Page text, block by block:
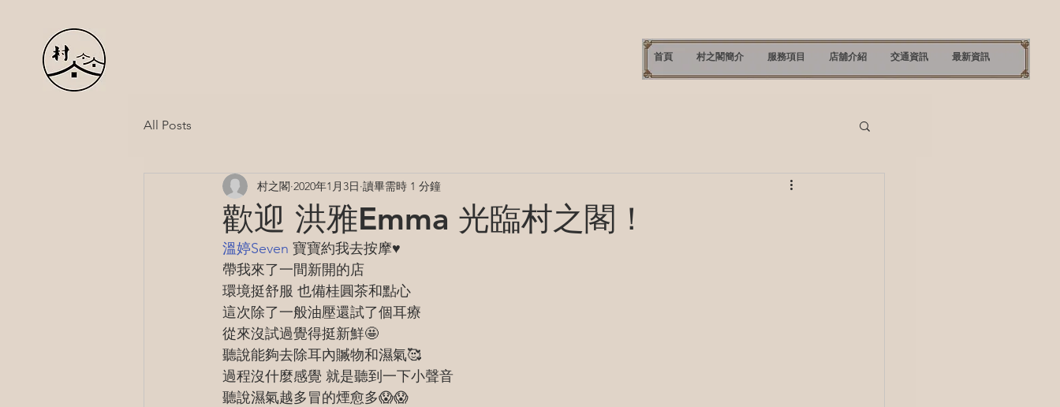
首頁 村之閣簡介 ‎服務項目 店舖介紹 交通資訊 最新資訊
All Posts
歡迎 洪雅Emma 光臨村之閣！
村之閣 2020年1月3日 讀畢需時 1 分鐘
溫婷Seven 寶寶約我去按摩♥️
帶我來了一間新開的店
環境挺舒服 也備桂圓茶和點心
這次除了一般油壓還試了個耳療
從來沒試過覺得挺新鮮🤩
聽說能夠去除耳內贓物和濕氣🥰
過程沒什麼感覺 就是聽到一下小聲音
聽說濕氣越多冒的煙愈多😱😱